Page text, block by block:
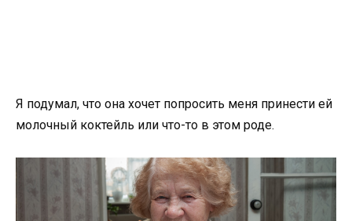
Я подумал, что она хочет попросить меня принести ей
молочный коктейль или что-то в этом роде.